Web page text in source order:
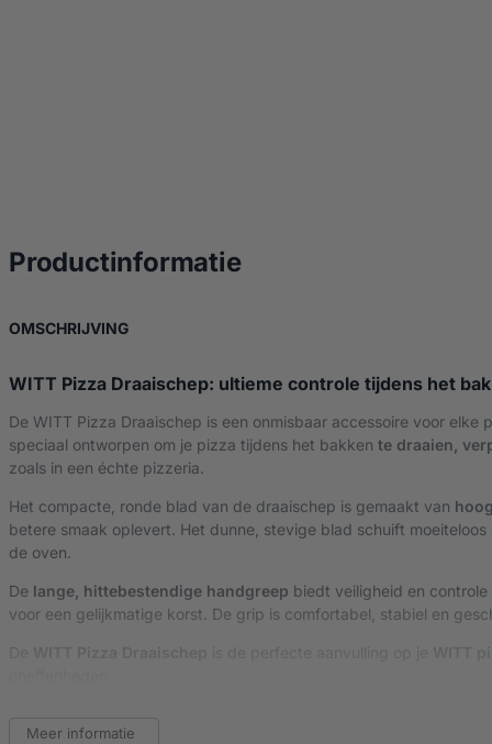
Productinformatieover Witt Pizza
OMSCHRIJVING
WITT Pizza Draaischep: ultieme controle tijdens het
De WITT Pizza Draaischep is een onmisbaar accessoire voor
speciaal ontworpen om je pizza tijdens het bakken te draaien,
zoals in een échte pizzeria.
Het compacte, ronde blad van de draaischep is gemaakt van
betere smaak oplevert. Het dunne, stevige blad schuift
de oven.
De lange, hittebestendige handgreep biedt veiligheid en
voor een gelijkmatige korst. De grip is comfortabel, stabiel en
Meer informatie